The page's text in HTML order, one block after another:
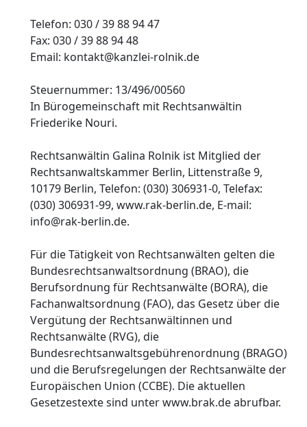
Telefon: 030 / 39 88 94 47
Fax: 030 / 39 88 94 48
Email: kontakt@kanzlei-rolnik.de
Steuernummer: 13/496/00560
In Bürogemeinschaft mit Rechtsanwältin
Friederike Nouri.
Rechtsanwältin Galina Rolnik ist Mitglied der
Rechtsanwaltskammer Berlin, Littenstraße 9,
10179 Berlin, Telefon: (030) 306931-0, Telefax:
(030) 306931-99, www.rak-berlin.de, E-mail:
info@rak-berlin.de.
Für die Tätigkeit von Rechtsanwälten gelten die
Bundesrechtsanwaltsordnung (BRAO), die
Berufsordnung für Rechtsanwälte (BORA), die
Fachanwaltsordnung (FAO), das Gesetz über die
Vergütung der Rechtsanwältinnen und
Rechtsanwälte (RVG), die
Bundesrechtsanwaltsgebührenordnung (BRAGO)
und die Berufsregelungen der Rechtsanwälte der
Europäischen Union (CCBE). Die aktuellen
Gesetzestexte sind unter www.brak.de abrufbar.